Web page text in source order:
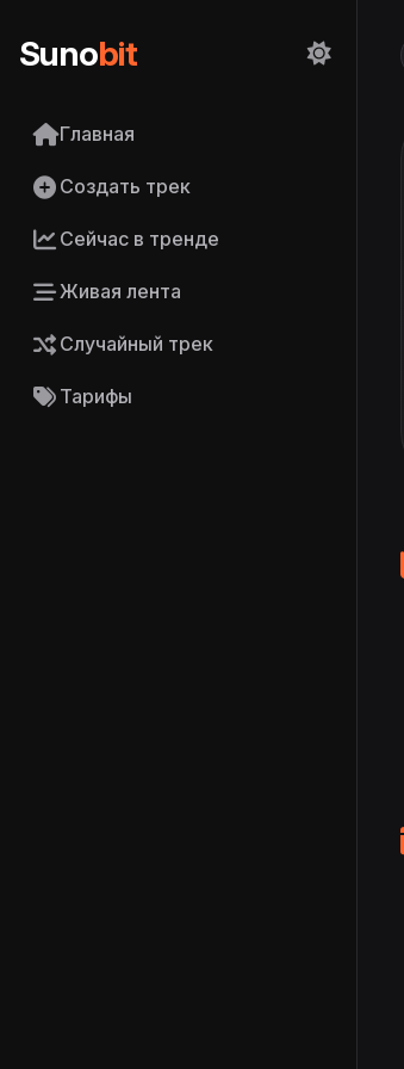
Sunobit
Главная
Создать трек
Сейчас в тренде
Живая лента
Случайный трек
Тарифы